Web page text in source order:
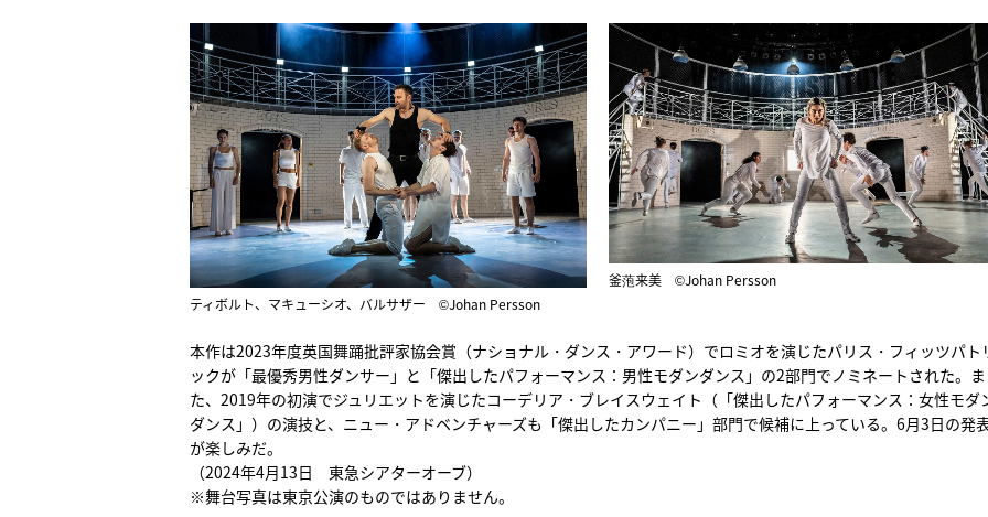
ティボルト、マキューシオ、バルサザー ©Johan Persson
釜萢来美 ©Johan Persson
本作は2023年度英国舞踊批評家協会賞（ナショナル・ダンス・アワード）でロミオを演じたパリス・フィッツパト
ックが「最優秀男性ダンサー」と「傑出したパフォーマンス：男性モダンダンス」の2部門でノミネートされた。ま
た、2019年の初演でジュリエットを演じたコーデリア・ブレイスウェイト（「傑出したパフォーマンス：女性モダ
ダンス」）の演技と、ニュー・アドベンチャーズも「傑出したカンパニー」部門で候補に上っている。6月3日の発
が楽しみだ。
（2024年4月13日 東急シアターオーブ）
※舞台写真は東京公演のものではありません。